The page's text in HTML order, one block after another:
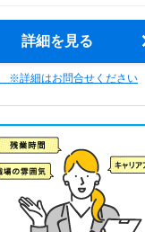
詳細を見る
※詳細はお問合せください